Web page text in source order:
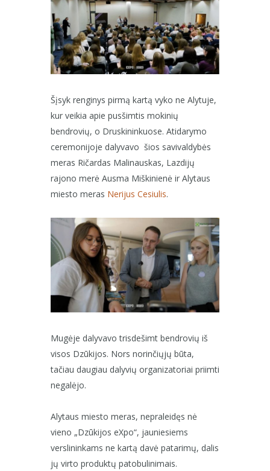
Šįsyk renginys pirmą kartą vyko ne Alytuje,
kur veikia apie pusšimtis mokinių
bendrovių, o Druskininkuose. Atidarymo
ceremonijoje dalyvavo šios savivaldybės
meras Ričardas Malinauskas, Lazdijų
rajono merė Ausma Miškinienė ir Alytaus
miesto meras Nerijus Cesiulis.
Mugėje dalyvavo trisdešimt bendrovių iš
visos Dzūkijos. Nors norinčiųjų būta,
tačiau daugiau dalyvių organizatoriai priimti
negalėjo.
Alytaus miesto meras, nepraleidęs nė
vieno „Dzūkijos eXpo“, jauniesiems
verslininkams ne kartą davė patarimų, dalis
jų virto produktų patobulinimais.